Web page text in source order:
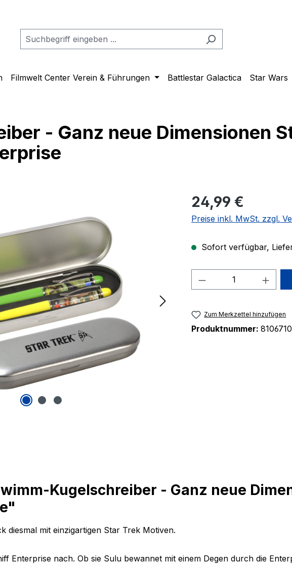
Filmwelt Center Verein & Führungen Battlestar Galactica Star Wars
- Ganz neue Dimensionen
Regulärer Preis:
24,99 €
Preise inkl. MwSt. zzgl.
Sofort verfügbar,
Produkt
Zum Merkzettel hinzufügen
Produktnummer:
Kugelschreiber - Ganz neue
diesmal mit einzigartigen Star Trek Motiven.
Enterprise nach. Ob sie Sulu bewannet mit einem Degen durch die